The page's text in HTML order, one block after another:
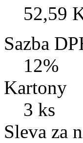
52,59
Sazba
12%
Kartony
3 ks
Sleva za